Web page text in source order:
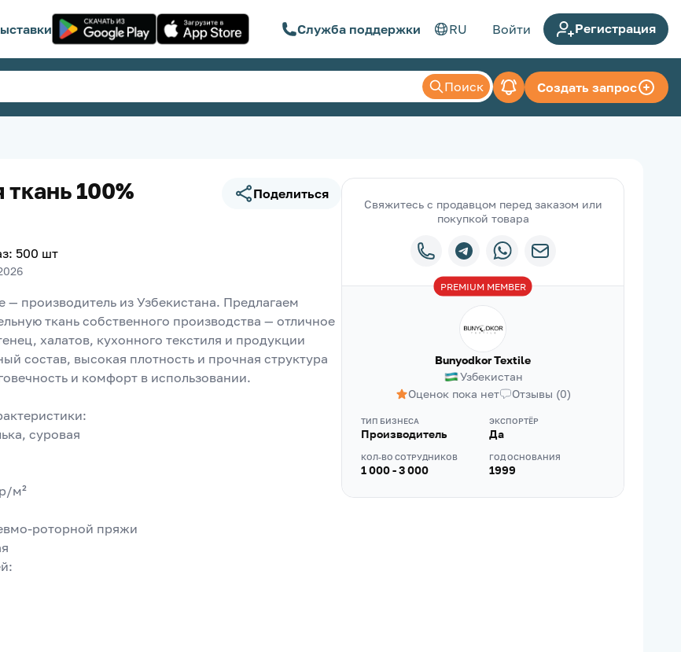
Служба поддержки RU Войти Регистрация
Поиск Создать запрос
100%
Поделиться
: 500 шт
— производитель из Узбекистана. Предлагаем
ткань собственного производства — отличное
халатов, кухонного текстиля и продукции
состав, высокая плотность и прочная структура
и комфорт в использовании.
суровая
м²
роторной пряжи
Свяжитесь с продавцом перед заказом или
покупкой товара
Bunyodkor Textile
Узбекистан
Оценок пока нет
Отзывы (0)
ТИП БИЗНЕСА
Производитель
ЭКСПОРТЁР
Да
КОЛ-ВО СОТРУДНИКОВ
1 000 - 3 000
ГОД ОСНОВАНИЯ
1999
PREMIUMMEMBER